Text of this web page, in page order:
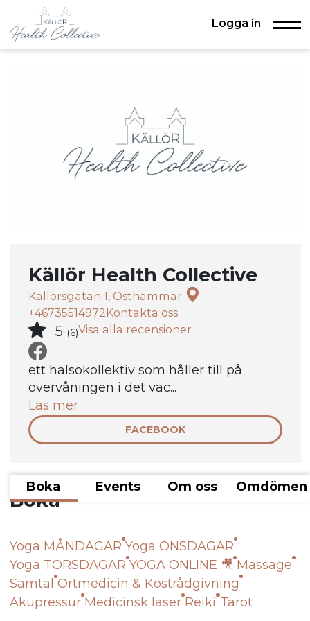
Logga in
Källör Health Collective
Källörsgatan 1, Östhammar
+46735514972Kontakta oss
5 (6)Visa alla recensioner
ett hälsokollektiv som håller till på
övervåningen i det vac...
Läs mer
FACEBOOK
Boka Events Om oss Omdömen
Boka
Yoga MÅNDAGAR Yoga ONSDAGAR
Yoga TORSDAGAR YOGA ONLINE 🎥 Massage
Samtal Örtmedicin & Kostrådgivning
Akupressur Medicinsk laser Reiki Tarot